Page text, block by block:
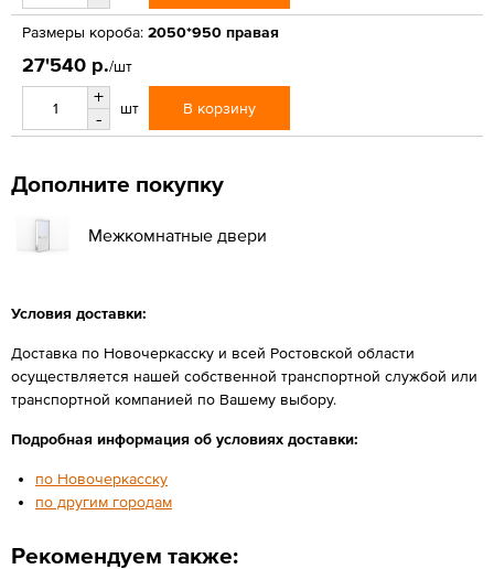
Размеры короба: 2050*950 правая
27'540 р./шт
+
-
шт В корзину
Дополните покупку
Межкомнатные двери
Условия доставки:
Доставка по Новочеркасску и всей Ростовской области
осуществляется нашей собственной транспортной службой или
транспортной компанией по Вашему выбору.
Подробная информация об условиях доставки:
по Новочеркасску
по другим городам
Рекомендуем также: